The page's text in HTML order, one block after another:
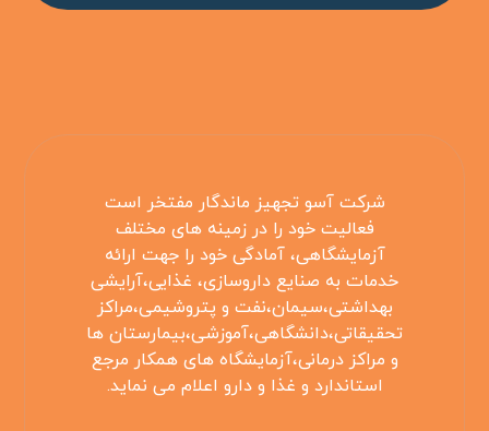
شرکت آسو تجهیز ماندگار مفتخر است
فعالیت خود را در زمینه های مختلف
آزمایشگاهی، آمادگی خود را جهت ارائه
خدمات به صنایع داروسازی، غذایی،آرایشی
بهداشتی،سیمان،نفت و پتروشیمی،مراکز
تحقیقاتی،دانشگاهی،آموزشی،بیمارستان ها
و مراکز درمانی،آزمایشگاه های همکار مرجع
استاندارد و غذا و دارو اعلام می نماید.